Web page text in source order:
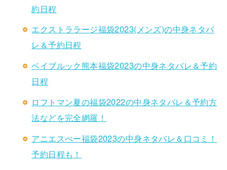
約日程
エクストララージ福袋2023(メンズ)の中身ネタバ
レ＆予約日程
ベイブルック熊本福袋2023の中身ネタバレ＆予約
日程
ロフトマン夏の福袋2022の中身ネタバレ＆予約方
法などを完全網羅！
アニエスべー福袋2023の中身ネタバレ＆口コミ！
予約日程も！